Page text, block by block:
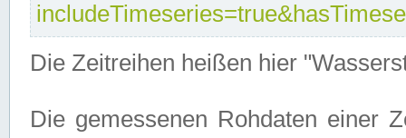
Die Zeitreihen heißen hier
Die gemessenen Rohdaten einer